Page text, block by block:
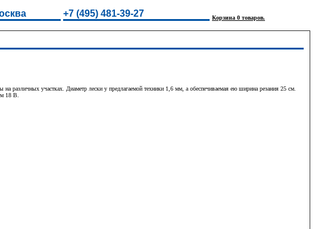
+7 (495) 481-39-27 Корзина 0 товаров.
различных участках. Диаметр лески у предлагаемой техники 1,6 мм, а обеспечиваемая ею ширина резания 25 см.
18 В.